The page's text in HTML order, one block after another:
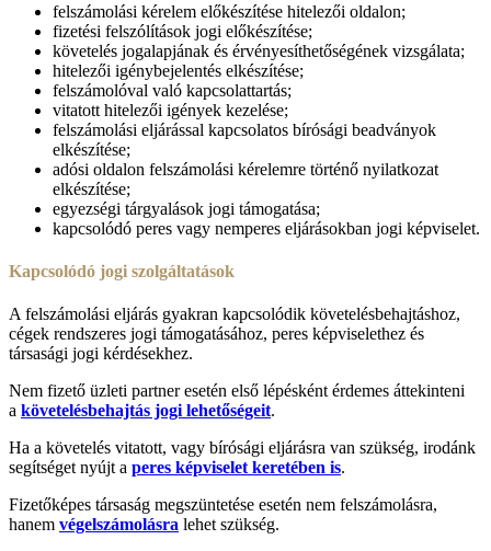
felszámolási kérelem előkészítése hitelezői oldalon;
fizetési felszólítások jogi előkészítése;
követelés jogalapjának és érvényesíthetőségének vizsgálata;
hitelezői igénybejelentés elkészítése;
felszámolóval való kapcsolattartás;
vitatott hitelezői igények kezelése;
felszámolási eljárással kapcsolatos bírósági beadványok
elkészítése;
adósi oldalon felszámolási kérelemre történő nyilatkozat
elkészítése;
egyezségi tárgyalások jogi támogatása;
kapcsolódó peres vagy nemperes eljárásokban jogi képviselet.
Kapcsolódó jogi szolgáltatások
A felszámolási eljárás gyakran kapcsolódik követelésbehajtáshoz,
cégek rendszeres jogi támogatásához, peres képviselethez és
társasági jogi kérdésekhez.
Nem fizető üzleti partner esetén első lépésként érdemes áttekinteni
a követelésbehajtás jogi lehetőségeit.
Ha a követelés vitatott, vagy bírósági eljárásra van szükség, irodánk
segítséget nyújt a peres képviselet keretében is.
Fizetőképes társaság megszüntetése esetén nem felszámolásra,
hanem végelszámolásra lehet szükség.